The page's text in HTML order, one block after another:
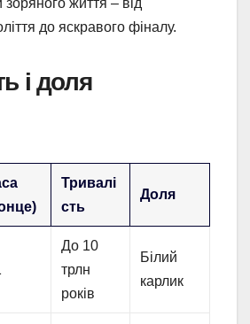
до яскравого фіналу.
і доля
Тривалі
сть
Доля
До 10
трлн
років
Білий
карлик